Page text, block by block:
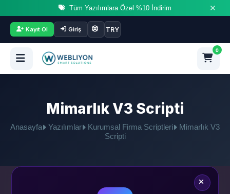
Tüm Yazılımlara Özel %10 İndirim
Kayıt Ol Giriş TRY
0
Mimarlık V3 Scripti
Anasayfa Yazılımlar Kurumsal Firma Scriptleri
Mimarlık V3
Scripti